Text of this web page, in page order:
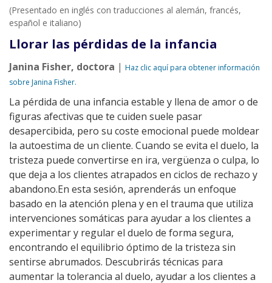
(Presentado en inglés con traducciones al alemán, francés,
español e italiano)
Llorar las pérdidas de la infancia
Janina Fisher, doctora | Haz clic aquí para obtener información
sobre Janina Fisher.
La pérdida de una infancia estable y llena de amor o de
figuras afectivas que te cuiden suele pasar
desapercibida, pero su coste emocional puede moldear
la autoestima de un cliente. Cuando se evita el duelo, la
tristeza puede convertirse en ira, vergüenza o culpa, lo
que deja a los clientes atrapados en ciclos de rechazo y
abandono.En esta sesión, aprenderás un enfoque
basado en la atención plena y en el trauma que utiliza
intervenciones somáticas para ayudar a los clientes a
experimentar y regular el duelo de forma segura,
encontrando el equilibrio óptimo de la tristeza sin
sentirse abrumados. Descubrirás técnicas para
aumentar la tolerancia al duelo, ayudar a los clientes a